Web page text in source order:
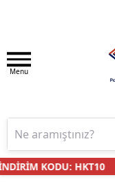
Menu
KODU: HKT10